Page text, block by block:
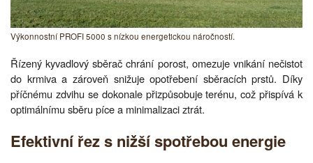
Výkonnostní PROFI 5000 s nízkou energetickou náročností.
Řízený kyvadlový sběrač chrání porost, omezuje vnikání nečistot
do krmiva a zároveň snižuje opotřebení sběracích prstů. Díky
příčnému zdvihu se dokonale přizpůsobuje terénu, což přispívá k
optimálnímu sběru píce a minimalizaci ztrát.
Efektivní řez s nižší spotřebou energie